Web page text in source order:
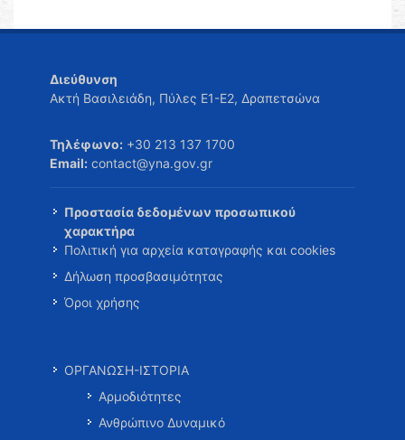
Διεύθυνση
Ακτή Βασιλειάδη, Πύλες Ε1-Ε2, Δραπετσώνα
Τηλέφωνο: +30 213 137 1700
Email: contact@yna.gov.gr
Προστασία δεδομένων προσωπικού
χαρακτήρα
Πολιτική για αρχεία καταγραφής και cookies
Δήλωση προσβασιμότητας
Όροι χρήσης
ΟΡΓΑΝΩΣΗ-ΙΣΤΟΡΙΑ
Αρμοδιότητες
Ανθρώπινο Δυναμικό